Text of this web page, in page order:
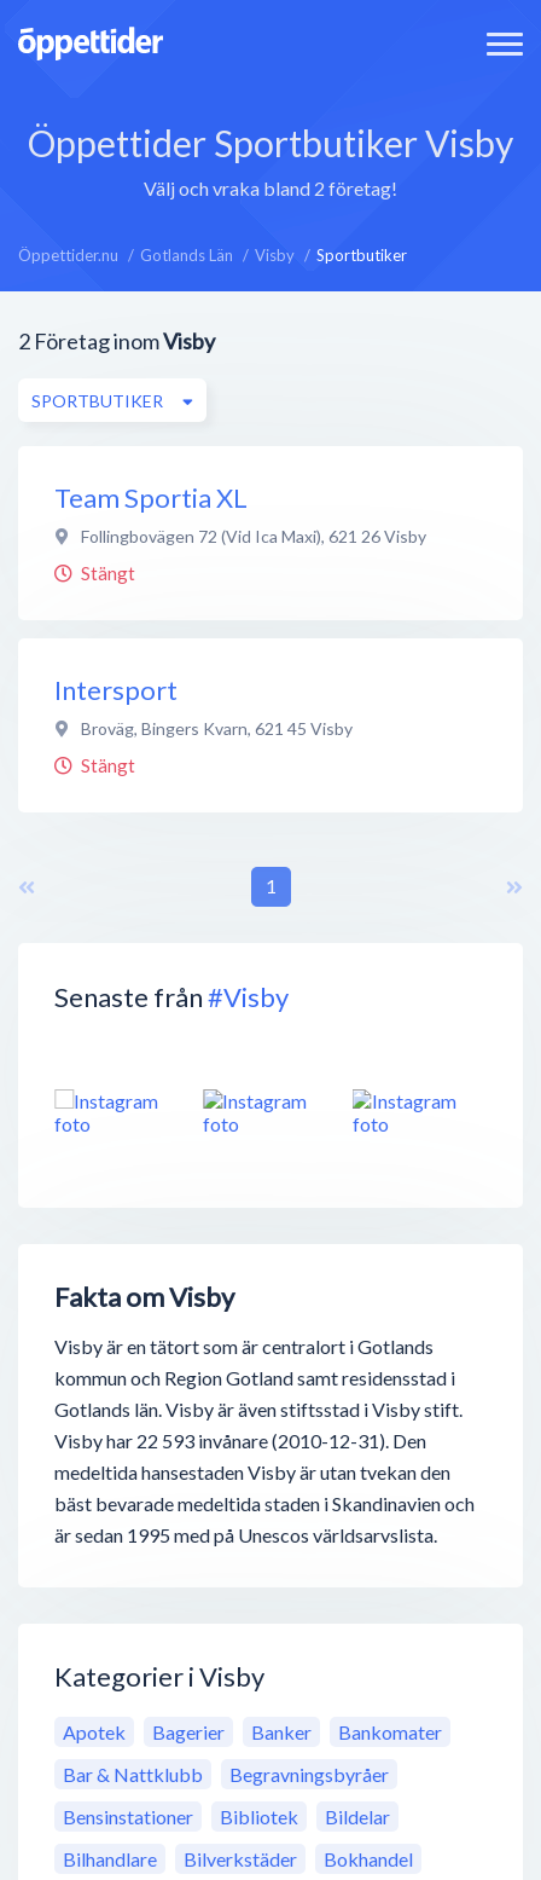
Öppettider Sportbutiker Visby
Välj och vraka bland 2 företag!
Öppettider.nu Gotlands Län Visby Sportbutiker
Senaste från#Visby
Fakta om Visby
Visby är en tätort som är centralort i Gotlands
kommun och Region Gotland samt residensstad i
Gotlands län. Visby är även stiftsstad i Visby stift.
Visby har 22 593 invånare (2010-12-31). Den
medeltida hansestaden Visby är utan tvekan den
bäst bevarade medeltida staden i Skandinavien och
är sedan 1995 med på Unescos världsarvslista.
Kategorier i Visby
Apotek Bagerier Banker
Bankomater
Bar & Nattklubb
Begravningsbyråer
Bensinstationer
Bibliotek
Bildelar
Bilhandlare
Bilverkstäder
Bokhandel
2 Företag inomVisby
SPORTBUTIKER
Team Sportia XL
Follingbovägen 72 (Vid Ica Maxi), 621 26Visby
Stängt
Intersport
Broväg, Bingers Kvarn, 621 45 Visby
Stängt
1